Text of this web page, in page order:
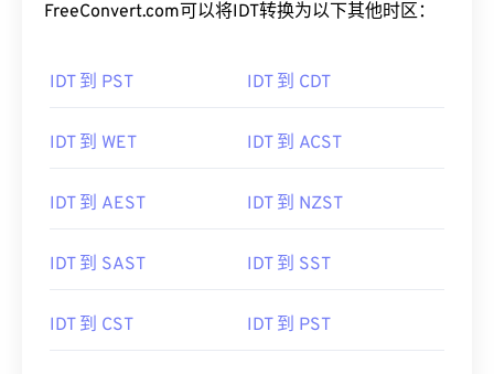
FreeConvert.com可以将IDT转换为以下其他时区：
IDT 到 PST IDT 到 CDT
IDT 到 WET IDT 到 ACST
IDT 到 AEST IDT 到 NZST
IDT 到 SAST IDT 到 SST
IDT 到 CST IDT 到 PST